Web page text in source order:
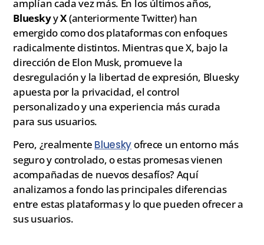
amplían cada vez más. En los últimos años,
BlueskyyX(anteriormente Twitter) han
emergido como dos plataformas con enfoques
radicalmente distintos. Mientras que X, bajo la
dirección de Elon Musk, promueve la
desregulación y la libertad de expresión, Bluesky
apuesta por la privacidad, el control
personalizado y una experiencia más curada
para sus usuarios.
Pero, ¿realmente Bluesky ofrece un entorno más
seguro y controlado, o estas promesas vienen
acompañadas de nuevos desafíos? Aquí
analizamos a fondo las principales diferencias
entre estas plataformas y lo que pueden ofrecer a
sus usuarios.